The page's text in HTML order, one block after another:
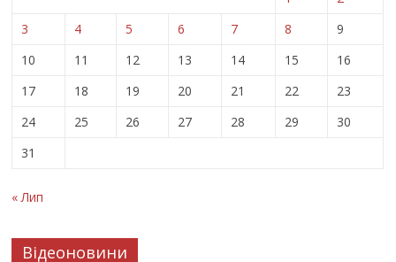
3
4 5 6 7 8
9
10
11 12 13 14 15
16
17
18 19 20 21 22
23
24
25 26 27 28 29
30
31
« Лип
Відеоновини